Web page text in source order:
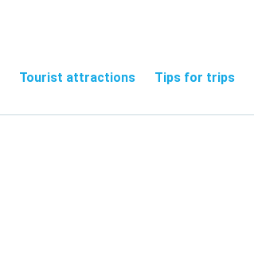
Tourist attractions Tips for trips